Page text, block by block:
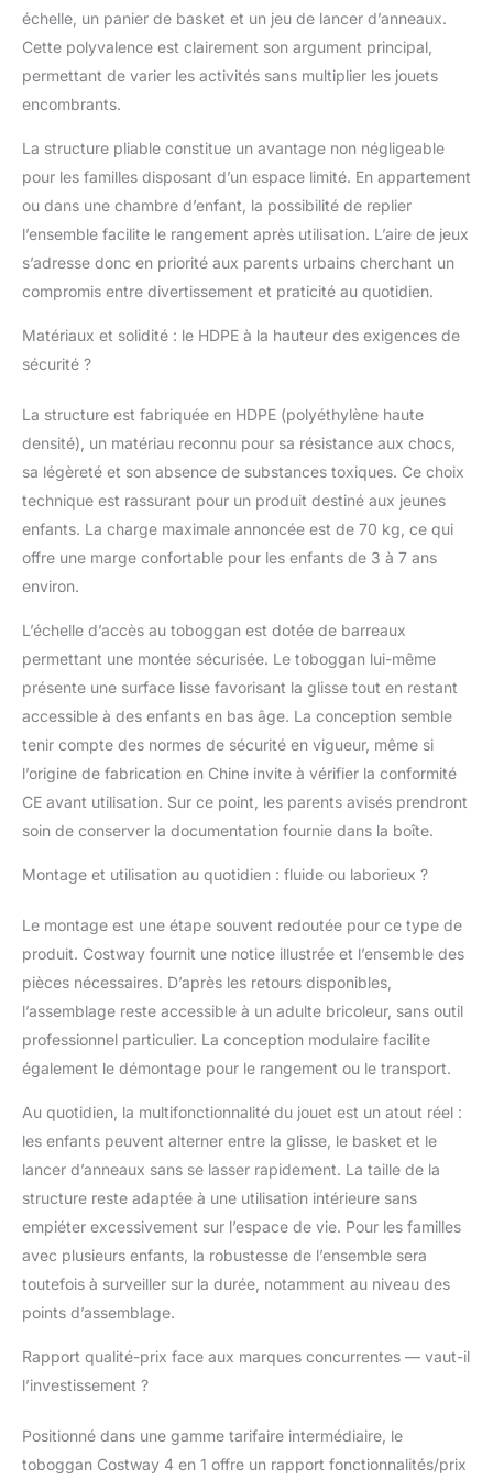
bébé est solidifié par
des structures
triangulaires. La
dispositifs anti-
coussinets
antidérapants.
【Sécurité
Améliorées】Le
toboggan allongé est
équipé de mains
courantes élevées et
des zones de sécurité
d'accélération, une
zone de décélération et
une zone de tampon,
glissade sécurisée.
【Cadeau Amusant】
Ce toboggan
enfants de plus de 3
ans. Qu'il soit placé
dans les salles de
séjour, salles de jeux
ou cours arrière, son
design adorable de
baleine attire l'attention
【Assemblage &
Rangement Faciles】
pour enfants peut être
lorsqu'il n'est pas
utilisé, gain de place.
De plus, il est facile à
assembler, car aucun
outil supplémentaire
n'est nécessaire.
échelle, un panier de basket et un jeu de lancer d’anneaux.
Cette polyvalence est clairement son argument principal,
permettant de varier les activités sans multiplier les jouets
encombrants.
La structure pliable constitue un avantage non négligeable
pour les familles disposant d’un espace limité. En appartement
ou dans une chambre d’enfant, la possibilité de replier
l’ensemble facilite le rangement après utilisation. L’aire de jeux
s’adresse donc en priorité aux parents urbains cherchant un
compromis entre divertissement et praticité au quotidien.
Matériaux et solidité : le HDPE à la hauteur des exigences de
sécurité ?
La structure est fabriquée en HDPE (polyéthylène haute
densité), un matériau reconnu pour sa résistance aux chocs,
sa légèreté et son absence de substances toxiques. Ce choix
technique est rassurant pour un produit destiné aux jeunes
enfants. La charge maximale annoncée est de 70 kg, ce qui
offre une marge confortable pour les enfants de 3 à 7 ans
environ.
L’échelle d’accès au toboggan est dotée de barreaux
permettant une montée sécurisée. Le toboggan lui-même
présente une surface lisse favorisant la glisse tout en restant
accessible à des enfants en bas âge. La conception semble
tenir compte des normes de sécurité en vigueur, même si
l’origine de fabrication en Chine invite à vérifier la conformité
CE avant utilisation. Sur ce point, les parents avisés prendront
soin de conserver la documentation fournie dans la boîte.
Montage et utilisation au quotidien : fluide ou laborieux ?
Le montage est une étape souvent redoutée pour ce type de
produit. Costway fournit une notice illustrée et l’ensemble des
pièces nécessaires. D’après les retours disponibles,
l’assemblage reste accessible à un adulte bricoleur, sans outil
professionnel particulier. La conception modulaire facilite
également le démontage pour le rangement ou le transport.
Au quotidien, la multifonctionnalité du jouet est un atout réel :
les enfants peuvent alterner entre la glisse, le basket et le
lancer d’anneaux sans se lasser rapidement. La taille de la
structure reste adaptée à une utilisation intérieure sans
empiéter excessivement sur l’espace de vie. Pour les familles
avec plusieurs enfants, la robustesse de l’ensemble sera
toutefois à surveiller sur la durée, notamment au niveau des
points d’assemblage.
Rapport qualité-prix face aux marques concurrentes — vaut-il
l’investissement ?
Positionné dans une gamme tarifaire intermédiaire, le
toboggan Costway 4 en 1 offre un rapport fonctionnalités/prix